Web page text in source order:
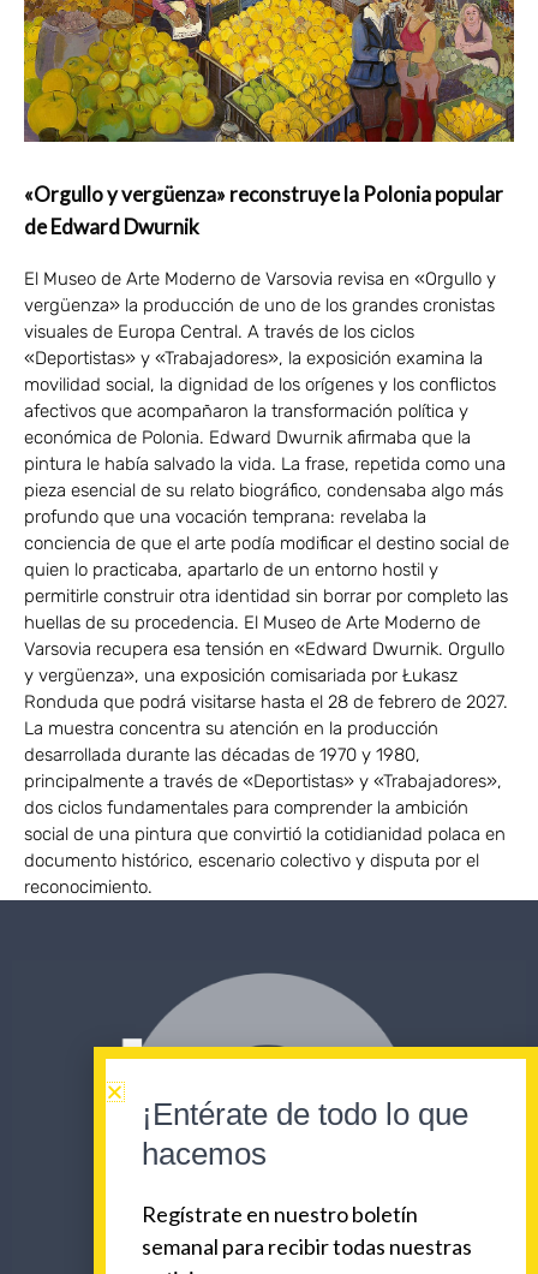
«Orgullo y vergüenza» reconstruye la Polonia popular
de Edward Dwurnik
El Museo de Arte Moderno de Varsovia revisa en «Orgullo y
vergüenza» la producción de uno de los grandes cronistas
visuales de Europa Central. A través de los ciclos
«Deportistas» y «Trabajadores», la exposición examina la
movilidad social, la dignidad de los orígenes y los conflictos
afectivos que acompañaron la transformación política y
económica de Polonia. Edward Dwurnik afirmaba que la
pintura le había salvado la vida. La frase, repetida como una
pieza esencial de su relato biográfico, condensaba algo más
profundo que una vocación temprana: revelaba la
conciencia de que el arte podía modificar el destino social de
quien lo practicaba, apartarlo de un entorno hostil y
permitirle construir otra identidad sin borrar por completo las
huellas de su procedencia. El Museo de Arte Moderno de
Varsovia recupera esa tensión en «Edward Dwurnik. Orgullo
y vergüenza», una exposición comisariada por Łukasz
Ronduda que podrá visitarse hasta el 28 de febrero de 2027.
La muestra concentra su atención en la producción
desarrollada durante las décadas de 1970 y 1980,
principalmente a través de «Deportistas» y «Trabajadores»,
dos ciclos fundamentales para comprender la ambición
social de una pintura que convirtió la cotidianidad polaca en
documento histórico, escenario colectivo y disputa por el
reconocimiento.
¡Entérate de todo lo que
hacemos
Regístrate en nuestro boletín
semanal para recibir todas nuestras